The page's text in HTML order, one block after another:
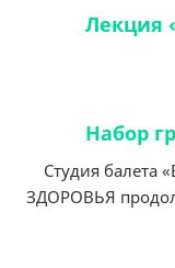
Лекция
Набор
Студия балета
ЗДОРОВЬЯ